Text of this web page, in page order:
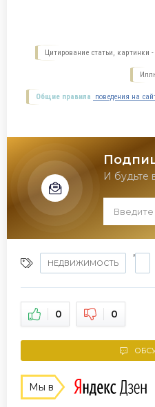
Цитирование статьи, картинки
Общие правила поведения на
И будьте
НЕДВИЖИМОСТЬ
,
0 0
Мы в